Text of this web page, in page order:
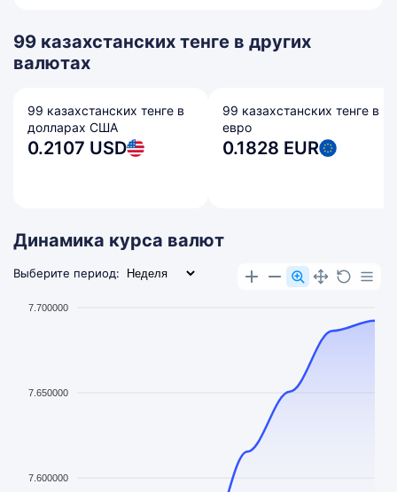
99 казахстанских тенге в других
валютах
99 казахстанских тенге в
долларах США
0.2107 USD
99 казахстанских тенге в
евро
0.1828 EUR
Динамика курса валют
Выберите период:
7.700000
7.650000
7.600000